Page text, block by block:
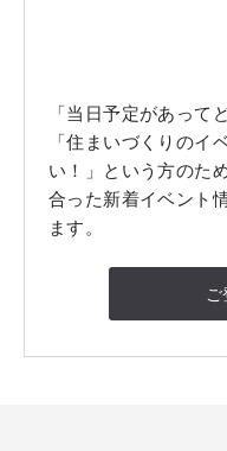
「当日予定があって
「住まいづくりのイ
い！」という方のた
合った新着イベント
ます。